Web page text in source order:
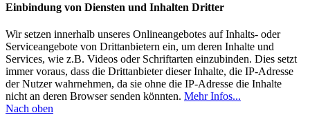
Einbindung von Diensten und Inhalten Dritter
Wir setzen innerhalb unseres Onlineangebotes auf Inhalts- oder
Serviceangebote von Drittanbietern ein, um deren Inhalte und
Services, wie z.B. Videos oder Schriftarten einzubinden. Dies setzt
immer voraus, dass die Drittanbieter dieser Inhalte, die IP-Adresse
der Nutzer wahrnehmen, da sie ohne die IP-Adresse die Inhalte
nicht an deren Browser senden könnten. Mehr Infos...
Nach oben